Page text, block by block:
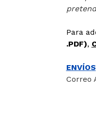
Para
.PDF),
ENVÍOS
Correo